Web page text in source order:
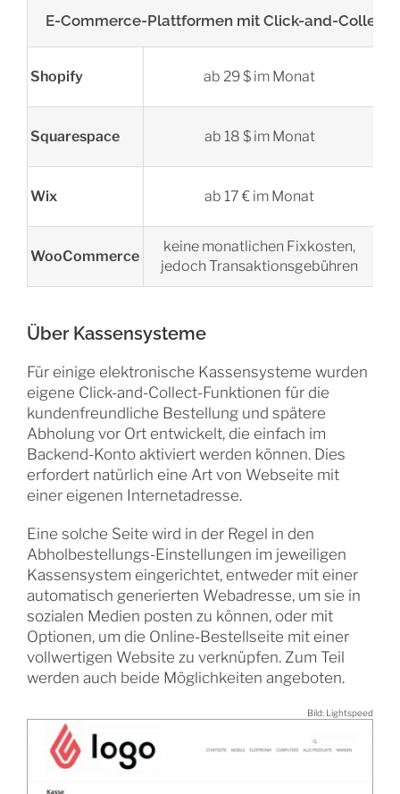
E-Commerce-Plattformen mit Click-and-Collect-
Shopify ab 29 $ im Monat
Squarespace ab 18 $ im Monat
Wix ab 17 € im Monat
WooCommerce
keine monatlichen Fixkosten,
jedoch Transaktionsgebühren
Über Kassensysteme
Für einige elektronische Kassensysteme wurden
eigene Click-and-Collect-Funktionen für die
kundenfreundliche Bestellung und spätere
Abholung vor Ort entwickelt, die einfach im
Backend-Konto aktiviert werden können. Dies
erfordert natürlich eine Art von Webseite mit
einer eigenen Internetadresse.
Eine solche Seite wird in der Regel in den
Abholbestellungs-Einstellungen im jeweiligen
Kassensystem eingerichtet, entweder mit einer
automatisch generierten Webadresse, um sie in
sozialen Medien posten zu können, oder mit
Optionen, um die Online-Bestellseite mit einer
vollwertigen Website zu verknüpfen. Zum Teil
werden auch beide Möglichkeiten angeboten.
Bild: Lightspeed